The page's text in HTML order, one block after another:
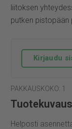
liitoksen
putken pistopään
Kirjaudu
PAKKAUSKOKO: 1
Tuotekuvaus
Helposti